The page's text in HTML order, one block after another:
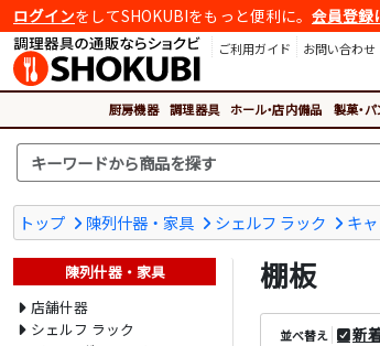
ログインをしてSHOKUBIをもっと便利に。 会員登録
ご利用ガイド
お問い合わせ
厨房機器 調理器具 ホール・店内備品 製菓・
トップ 陳列什器・家具 シェルフ ラック キ
棚板
並べ替え 新
陳列什器・家具
店舗什器
シェルフ ラック